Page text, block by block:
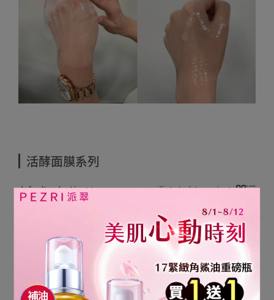
活酵面膜系列
default selection Total of 4 products
-58%